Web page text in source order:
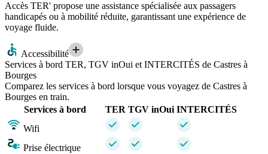
Accès TER' propose une assistance spécialisée aux passagers
handicapés ou à mobilité réduite, garantissant une expérience de
voyage fluide.
Accessibilité
Services à bord TER, TGV inOui et INTERCITÉS de Castres à
Bourges
Comparez les services à bord lorsque vous voyagez de Castres à
Bourges en train.
Services à bord
TER TGV inOui INTERCITÉS
Wifi
Prise électrique